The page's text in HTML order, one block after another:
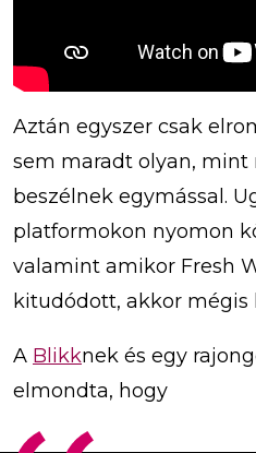
Aztán egyszer csak
sem maradt olyan, mint
beszélnek egymással.
platformokon nyomon
valamint amikor Fresh
kitudódott, akkor
A Blikknek és egy
elmondta, hogy